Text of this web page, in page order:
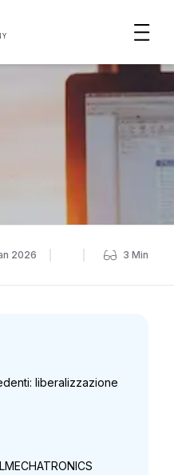
2026 3 Min
liberalizzazione